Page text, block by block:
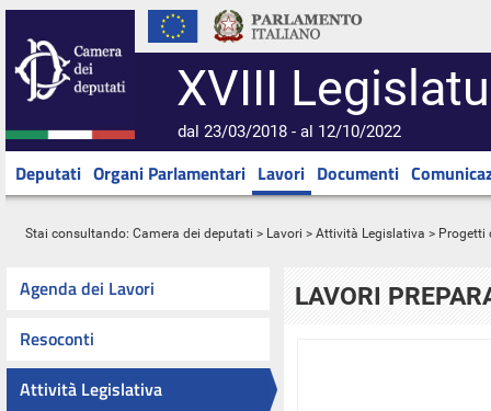
XVIII
dal 23/03/2018 - al 12/10/2022
Deputati Organi Parlamentari Lavori Documenti
Stai consultando: Camera dei deputati > Lavori > Attività Legislativa > Progetti
Agenda dei Lavori
Resoconti
Attività Legislativa
LAVORI